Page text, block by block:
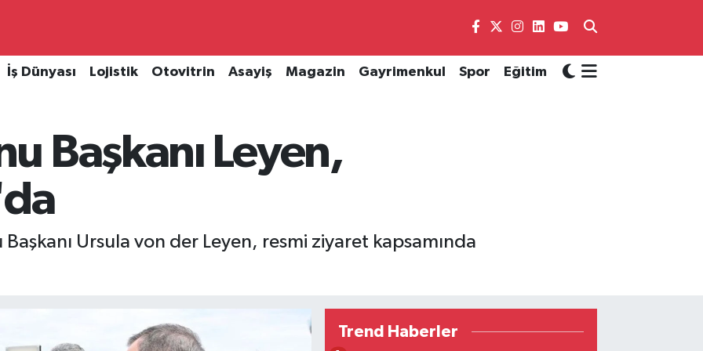
İş Dünyası Lojistik Otovitrin Asayiş Magazin Gayrimenkul Spor Eğitim
Başkanı Leyen,
Ursula von der Leyen, resmi ziyaret kapsamında
Trend Haberler